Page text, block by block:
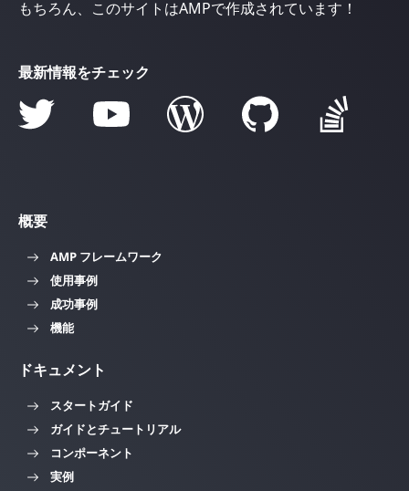
もちろん、このサイトはAMPで作成されています！
最新情報をチェック
概要
AMP フレームワーク
使用事例
成功事例
機能
ドキュメント
スタートガイド
ガイドとチュートリアル
コンポーネント
実例